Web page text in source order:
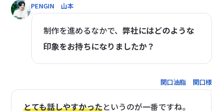
PENGIN 山本
制作を進めるなかで、弊社にはどのような
印象をお持ちになりましたか？
関口油脂 関口様
とても話しやすかったというのが一番ですね。